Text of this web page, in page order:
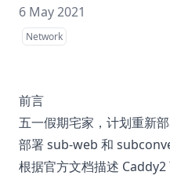
6 May 2021
Network
前言
五一假期宅家，计划重新
部署 sub-web 和
根据官方文档描述